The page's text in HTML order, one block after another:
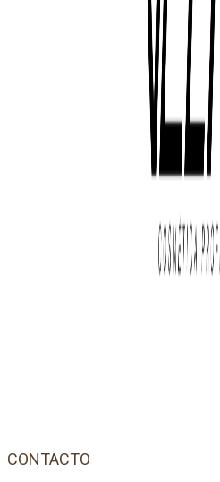
CONTACTO